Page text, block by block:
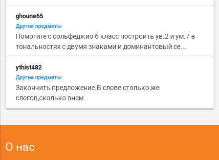
ghoune65
Другие предметы
Помогите с сольфеджио 6 класс построить ув.2 и ум.7 в
тональностях с двумя знаками и доминантовый се...
ythist482
Другие предметы
Закончить предложение.В слове столько же
слогов,сколько внем
О нас